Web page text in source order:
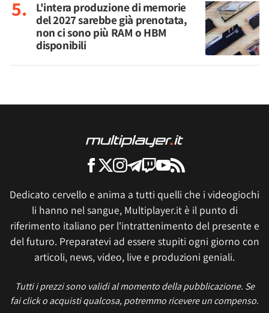
L'intera produzione di memorie
del 2027 sarebbe già prenotata,
non ci sono più RAM o HBM
disponibili
Dedicato cervello e anima a tutti quelli che i videogiochi
li hanno nel sangue, Multiplayer.it è il punto di
riferimento italiano per l'intrattenimento del presente e
del futuro. Preparatevi ad essere stupiti ogni giorno con
articoli, news, video, live e produzioni geniali.
Tutti i prezzi sono validi al momento della pubblicazione. Se
fai click o acquisti qualcosa, potremmo ricevere un compenso.